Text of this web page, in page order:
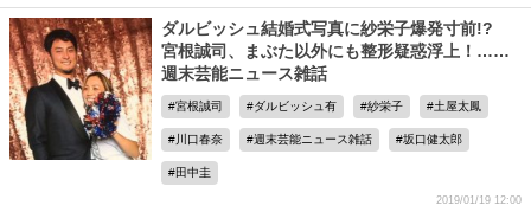
ダルビッシュ結婚式写真に紗栄子爆発寸前!?
宮根誠司、まぶた以外にも整形疑惑浮上！……
週末芸能ニュース雑話
宮根誠司 ダルビッシュ有 紗栄子 土屋太鳳
川口春奈 週末芸能ニュース雑話 坂口健太郎
田中圭
2019/01/19 12:00